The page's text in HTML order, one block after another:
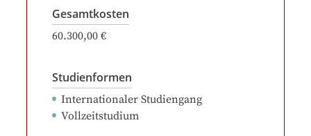
Gesamtkosten
60.300,00 €
Studienformen
Internationaler Studiengang
Vollzeitstudium